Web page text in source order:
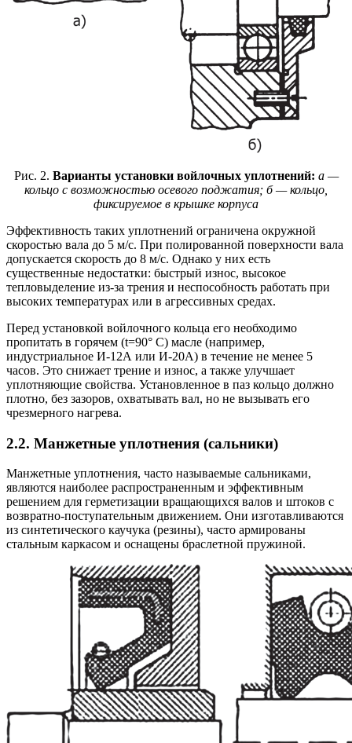
Рис. 2. Варианты установки войлочных уплотнений: а —
кольцо с возможностью осевого поджатия; б — кольцо,
фиксируемое в крышке корпуса
Эффективность таких уплотнений ограничена окружной
скоростью вала до 5 м/с. При полированной поверхности вала
допускается скорость до 8 м/с. Однако у них есть
существенные недостатки: быстрый износ, высокое
тепловыделение из-за трения и неспособность работать при
высоких температурах или в агрессивных средах.
Перед установкой войлочного кольца его необходимо
пропитать в горячем (t=90° C) масле (например,
индустриальное И-12А или И-20А) в течение не менее 5
часов. Это снижает трение и износ, а также улучшает
уплотняющие свойства. Установленное в паз кольцо должно
плотно, без зазоров, охватывать вал, но не вызывать его
чрезмерного нагрева.
2.2. Манжетные уплотнения (сальники)
Манжетные уплотнения, часто называемые сальниками,
являются наиболее распространенным и эффективным
решением для герметизации вращающихся валов и штоков с
возвратно-поступательным движением. Они изготавливаются
из синтетического каучука (резины), часто армированы
стальным каркасом и оснащены браслетной пружиной.